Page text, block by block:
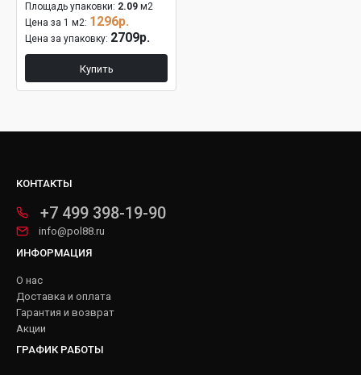
Площадь упаковки: 2.09 м2
Цена за 1 м2: 1296р.
Цена за упаковку: 2709р.
Купить
КОНТАКТЫ
+7 499 398-19-90
info@pol88.ru
ИНФОРМАЦИЯ
О нас
Доставка и оплата
Гарантия и возврат
Акции
ГРАФИК РАБОТЫ